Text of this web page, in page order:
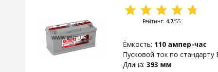
Рейтинг: 4.7/55
Ёмкость: 110 ампер-час
Пусковой ток по стандарту
Длина: 393 мм